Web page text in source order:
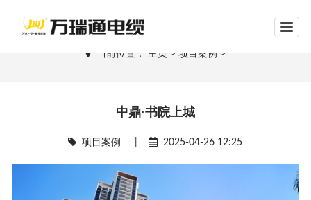
项目案例
当前位置： 主页 > 项目案例 >
中鼎·书院上城
项目案例 2025-04-26 12:25
网站导航